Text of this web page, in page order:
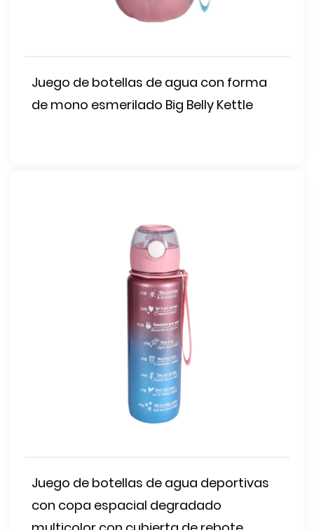
Juego de botellas de agua con forma
de mono esmerilado Big Belly Kettle
Juego de botellas de agua deportivas
con copa espacial degradado